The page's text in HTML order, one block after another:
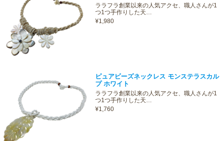
ララフラ創業以来の人気アクセ、職人さんが1
つ1つ手作りした天…
¥1,980
ピュアビーズネックレス モンステラスカル
プ ホワイト
ララフラ創業以来の人気アクセ、職人さんが1
つ1つ手作りした天…
¥1,760